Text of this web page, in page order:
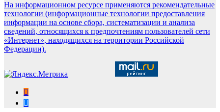
На информационном ресурсе применяются рекомендательные
технологии (информационные технологии предоставления
информации на основе сбора, систематизации и анализа
сведений, относящихся к предпочтениям пользователей сети
«Интернет», находящихся на территории Российской
Федерации).